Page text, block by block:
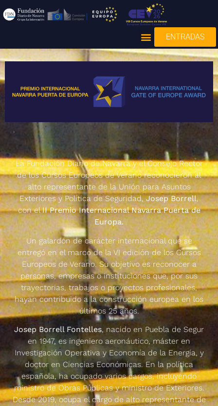
ENTRADAS
La Fundación Diario de Navarra y el Consejo Rector
de los Cursos Europeos de Verano reconocieron al
alto representante de la Unión para Asuntos
Exteriores y Política de Seguridad,Josep Borrell,
con elII Premio Internacional Navarra Puerta de
Europa.
Un galardón de carácter internacional que se
entregó en el marco de la VI edición de los Cursos
Europeos de Verano. Su objetivo es reconocer a
personas, empresas o instituciones que, por sus
trayectorias, trabajos o proyectos profesionales,
hayan contribuido a la construcción europea en los
últimos 25 años.
Josep Borrell Fontelles, nacido en Puebla de Segur
en 1947, es ingeniero aeronáutico, máster en
Investigación Operativa y Economía de la Energía, y
doctor en Ciencias Económicas. En la política
española, ha ocupado varios cargos, incluyendo
ministro de Obras Públicas y ministro de Exteriores.
Desde 2019, ocupa el cargo de alto representante de